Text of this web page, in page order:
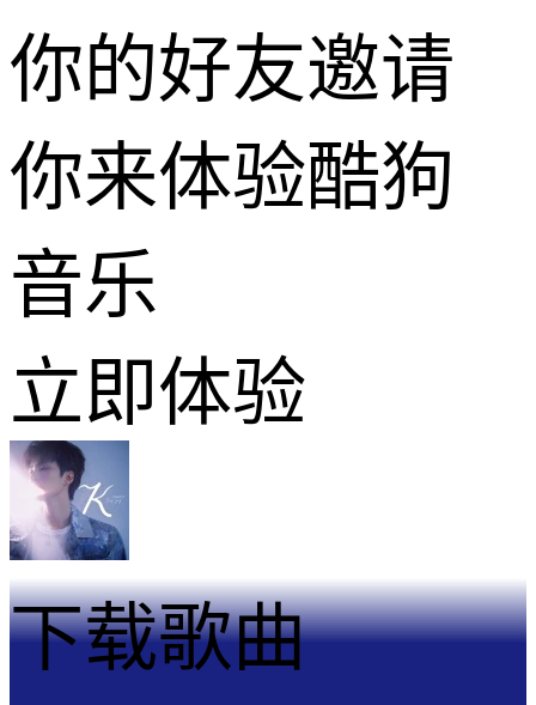
你的好友邀请
你来体验酷狗
音乐
立即体验
下载歌曲